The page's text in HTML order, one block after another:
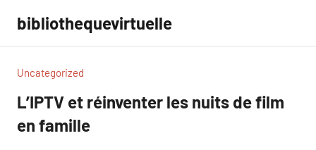
contenu
bibliothequevirtuelle
Uncategorized
L’IPTV et réinventer les nuits de film
en famille